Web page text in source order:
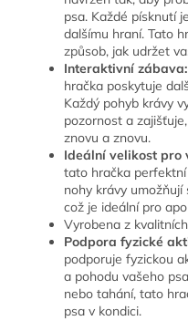
psa. Každé písknutí
dalšímu hraní. Tato
způsob, jak udržet
Interaktivní zábava:
hračka poskytuje
Každý pohyb krávy
pozornost a
znovu a znovu.
Ideální velikost pro
tato hračka
nohy krávy
což je ideální pro
Vyrobena z
Podpora fyzické
podporuje fyzickou
a pohodu vašeho
nebo tahání, tato
psa v kondici.